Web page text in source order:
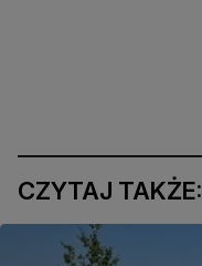
CZYTAJ TAKŻE: